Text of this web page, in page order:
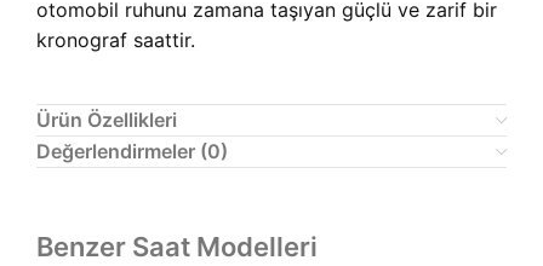
otomobil ruhunu zamana taşıyan güçlü ve zarif bir
kronograf saattir.
Ürün Özellikleri
Değerlendirmeler (0)
Benzer Saat Modelleri